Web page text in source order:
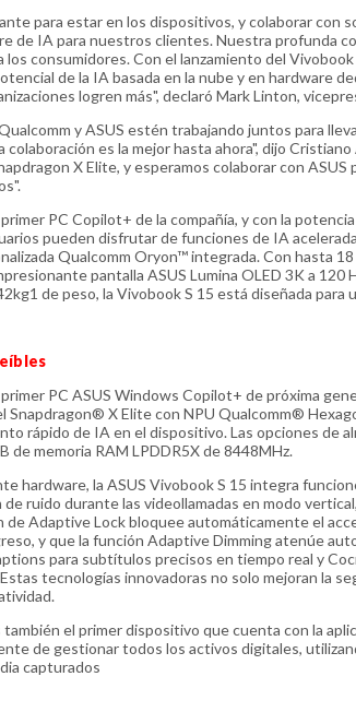
para estar en los dispositivos, y colaborar con
de IA para nuestros clientes. Nuestra profunda
los consumidores. Con el lanzamiento del
de la IA basada en la nube y en hardware
logren más", declaró Mark Linton,
y ASUS estén trabajando juntos para
colaboración es la mejor hasta ahora", dijo
X Elite, y esperamos colaborar con
PC Copilot+ de la compañía, y con la
pueden disfrutar de funciones de IA
Qualcomm Oryon™ integrada. Con hasta
pantalla ASUS Lumina OLED 3K a
de peso, la Vivobook S 15 está diseñada para
PC ASUS Windows Copilot+ de próxima
Snapdragon® X Elite con NPU Qualcomm®
rápido de IA en el dispositivo. Las opciones de
de memoria RAM LPDDR5X de 8448MHz.
hardware, la ASUS Vivobook S 15 integra
de ruido durante las videollamadas en modo
Adaptive Lock bloquee automáticamente el
y que la función Adaptive Dimming atenúe
para subtítulos precisos en tiempo real y
tecnologías innovadoras no solo mejoran la
también el primer dispositivo que cuenta con la
de gestionar todos los activos digitales,
capturados